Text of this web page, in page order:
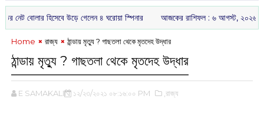
হিসেবে উড়ে গেলেন ৪ ঘরোয়া স্পিনার আজকের রাশিফল :‌ ‌‌৬ আগস্ট, ২০২৬ চাপে
Home রাজ্য ঠান্ডায় মৃত্যু ?‌ গাছতলা থেকে মৃতদেহ উদ্ধার
ঠান্ডায় মৃত্যু ?‌ গাছতলা থেকে মৃতদেহ উদ্ধার
E SAMAKALIN ১২/২৩/২০২১ ০৮:১৬:০০ PM ,রাজ্য